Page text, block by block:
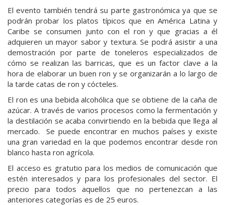
El evento también tendrá su parte gastronómica ya que se
podrán probar los platos típicos que en América Latina y
Caribe se consumen junto con el ron y que gracias a él
adquieren un mayor sabor y textura. Se podrá asistir a una
demostración por parte de toneleros especializados de
cómo se realizan las barricas, que es un factor clave a la
hora de elaborar un buen ron y se organizarán a lo largo de
la tarde catas de ron y cócteles.
El ron es una bebida alcohólica que se obtiene de la caña de
azúcar. A través de varios procesos como la fermentación y
la destilación se acaba convirtiendo en la bebida que llega al
mercado. Se puede encontrar en muchos países y existe
una gran variedad en la que podemos encontrar desde ron
blanco hasta ron agrícola.
El acceso es gratutio para los medios de comunicación que
estén interesados y para los profesionales del sector. El
precio para todos aquellos que no pertenezcan a las
anteriores categorías es de 25 euros.